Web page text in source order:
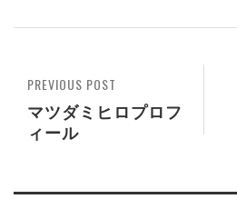
PREVIOUS POST
マツダミヒロプロフ
ィール